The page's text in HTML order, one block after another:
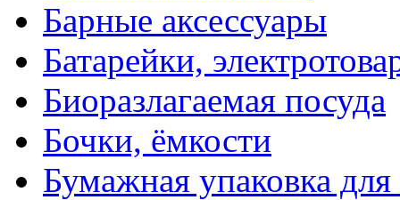
Барные аксессуары
Батарейки,
Биоразлагаемая посуда
Бочки, ёмкости
Бумажная упаковка